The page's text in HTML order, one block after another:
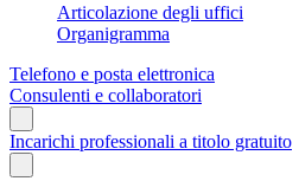
Articolazione degli uffici
Organigramma
Telefono e posta elettronica
Consulenti e collaboratori
Incarichi professionali a titolo gratuito